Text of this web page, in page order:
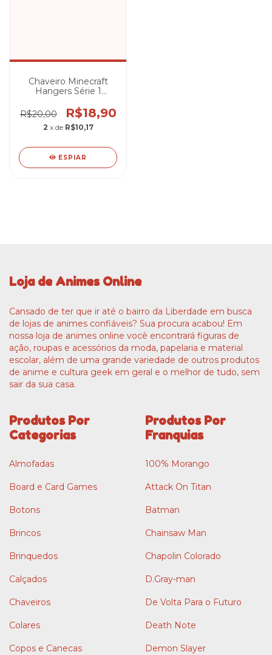
Chaveiro Minecraft
Hangers Série 1
R$20,00
R$18,90
2 x de R$10,17
ESPIAR
Loja de Animes Online
Cansado de ter que ir até o bairro da Liberdade em busca
de lojas de animes confiáveis? Sua procura acabou! Em
nossa loja de animes online você encontrará figuras de
ação, roupas e acessórios da moda, papelaria e material
escolar, além de uma grande variedade de outros produtos
de anime e cultura geek em geral e o melhor de tudo, sem
sair da sua casa.
Produtos Por
Categorias
Almofadas
Board e Card Games
Botons
Brincos
Brinquedos
Calçados
Chaveiros
Colares
Copos e Canecas
Produtos Por
Franquias
100% Morango
Attack On Titan
Batman
Chainsaw Man
Chapolin Colorado
D.Gray-man
De Volta Para o Futuro
Death Note
Demon Slayer